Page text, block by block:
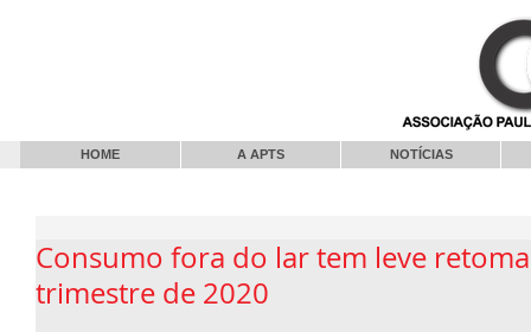
HOME A APTS NOTÍCIAS
Consumo fora do lar tem leve
trimestre de 2020